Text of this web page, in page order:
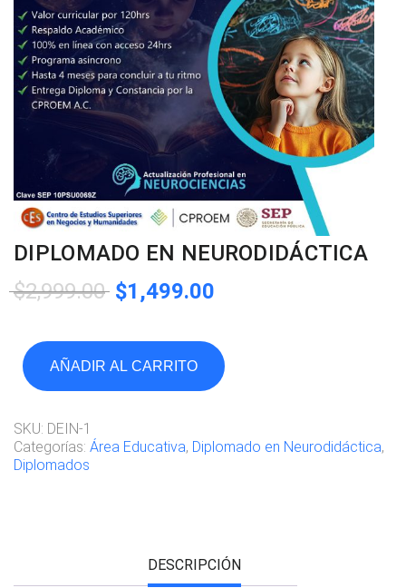
DIPLOMADO EN NEURODIDÁCTICA
$2,999.00 $1,499.00
AÑADIR AL CARRITO
SKU: DEIN-1
Categorías: Área Educativa, Diplomado en Neurodidáctica,
Diplomados
DESCRIPCIÓN